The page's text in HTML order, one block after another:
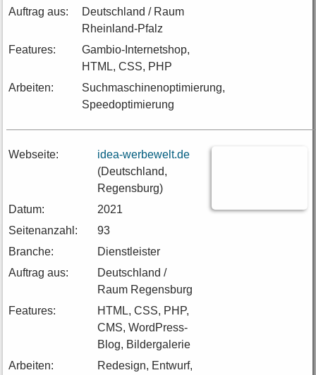
Auftrag aus:
Deutschland / Raum
Rheinland-Pfalz
Features:
Gambio-Internetshop,
HTML, CSS, PHP
Arbeiten:
Suchmaschinenoptimierung,
Speedoptimierung
Webseite:
idea-werbewelt.de
(Deutschland,
Regensburg)
Datum:
2021
Seitenanzahl:
93
Branche:
Dienstleister
Auftrag aus:
Deutschland /
Raum Regensburg
Features:
HTML, CSS, PHP,
CMS, WordPress-
Blog, Bildergalerie
Arbeiten:
Redesign, Entwurf,